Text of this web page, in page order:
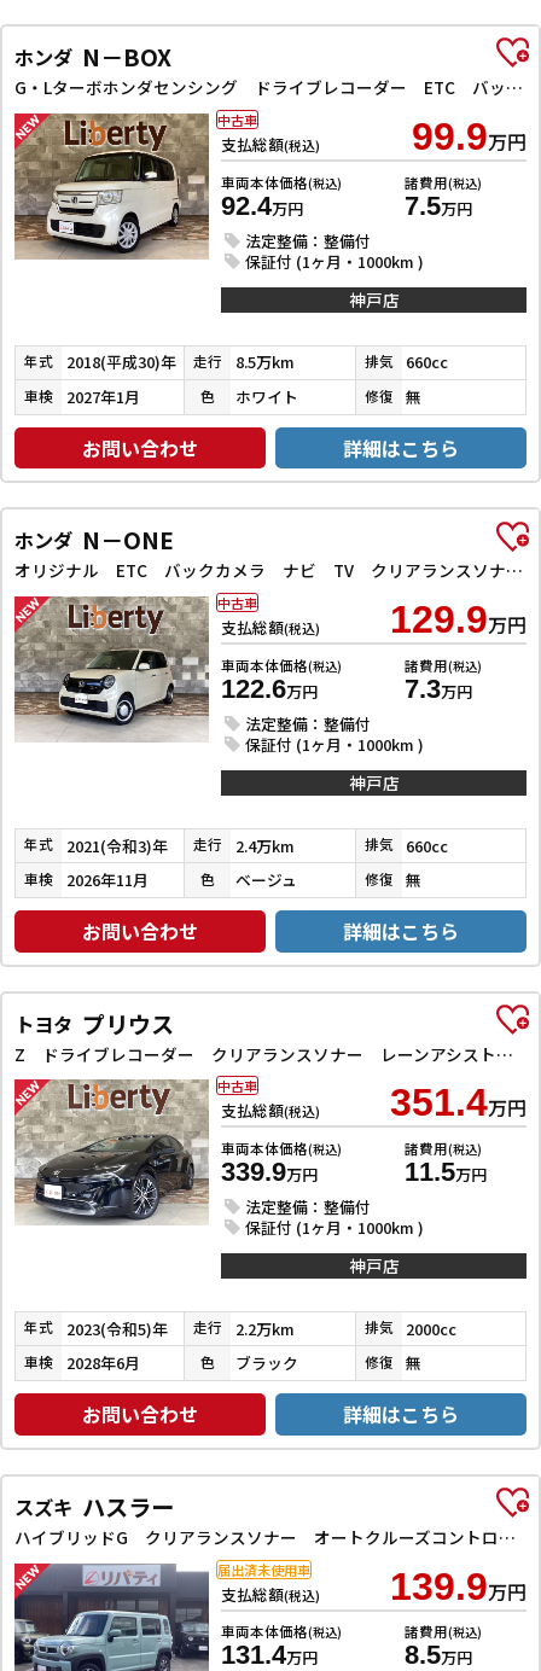
ホンダ N－BOX
G・Lターボホンダセンシング ドライブレコーダー ETC バックカメラ 両側電動スライドドア ナビ TV クリアランスソナー レーンアシスト 衝突被害軽減システム オートライト スマートキー アイドリングストップ 電動格納ミラー
支払総額(税込) 99.9万円
車両本体価格(税込)
92.4万円
諸費用(税込)
7.5万円
法定整備：整備付
保証付 (1ヶ月・1000km )
中古車
神戸店
年式 2018(平成30)年 走行 8.5万km 排気 660cc
車検 2027年1月 色 ホワイト 修復 無
お問い合わせ 詳細はこちら
ホンダ N－ONE
オリジナル ETC バックカメラ ナビ TV クリアランスソナー オートクルーズコントロール レーンアシスト 衝突被害軽減システム オートライト アイドリングストップ 電動格納ミラー CVT ESC USB
支払総額(税込) 129.9万円
車両本体価格(税込)
122.6万円
諸費用(税込)
7.3万円
法定整備：整備付
保証付 (1ヶ月・1000km )
中古車
神戸店
年式 2021(令和3)年 走行 2.4万km 排気 660cc
車検 2026年11月 色 ベージュ 修復 無
お問い合わせ 詳細はこちら
トヨタ プリウス
Z ドライブレコーダー クリアランスソナー レーンアシスト オートクルーズコントロール パークアシスト 衝突被害軽減システム 全周囲カメラ ナビ TV アルミホイール オートマチックハイビーム
支払総額(税込) 351.4万円
車両本体価格(税込)
339.9万円
諸費用(税込)
11.5万円
法定整備：整備付
保証付 (1ヶ月・1000km )
中古車
神戸店
年式 2023(令和5)年 走行 2.2万km 排気 2000cc
車検 2028年6月 色 ブラック 修復 無
お問い合わせ 詳細はこちら
スズキ ハスラー
ハイブリッドG クリアランスソナー オートクルーズコントロール レーンアシスト 衝突被害軽減システム オートライト スマートキー アイドリングストップ 電動格納ミラー シートヒーター CVT ESC エアコン
支払総額(税込) 139.9万円
車両本体価格(税込)
131.4万円
諸費用(税込)
8.5万円
届出済未使用車